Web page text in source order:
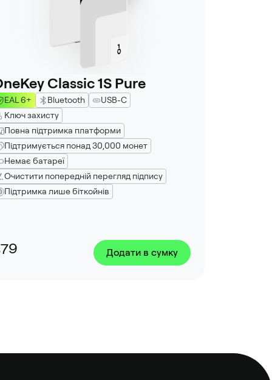
Classic 1S Pure
EAL 6+ Bluetooth
USB-C
Ключ захисту
Повна підтримка платформи
Підтримується понад 30,000 монет
Немає батареї
Очистити попередній перегляд підпису
Підтримка лише біткойнів
Додати в сумку